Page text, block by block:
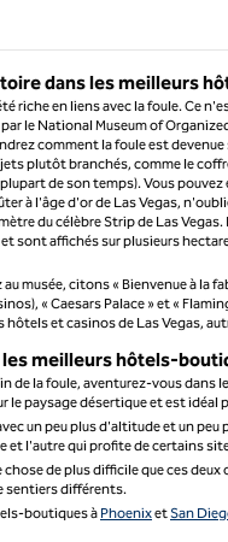
dans les meilleurs
riche en liens avec la foule. Ce
le National Museum of
comment la foule est
plutôt branchés, comme le
de son temps). Vous
à l'âge d'or de Las Vegas,
du célèbre Strip de Las
sont affichés sur plusieurs
au musée, citons « Bienvenue à
« Caesars Palace » et «
et casinos de Las Vegas,
meilleurs hôtels-
de la foule, aventurez-vous dans
le paysage désertique et est
un peu plus d'altitude et un
et l'autre qui profite de certains
chose de plus difficile que ces
sentiers différents.
boutiques à PhoenixetSan